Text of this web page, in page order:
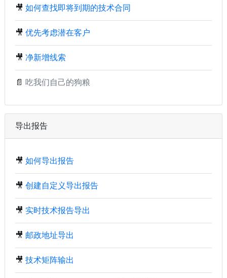
🎥 如何查找即将到期的技术合同
🎥 优先考虑潜在客户
🎥 净新增线索
📄 吃我们自己的狗粮
导出报告
🎥 如何导出报告
🎥 创建自定义导出报告
🎥 实时技术报告导出
🎥 邮政地址导出
🎥 技术矩阵输出